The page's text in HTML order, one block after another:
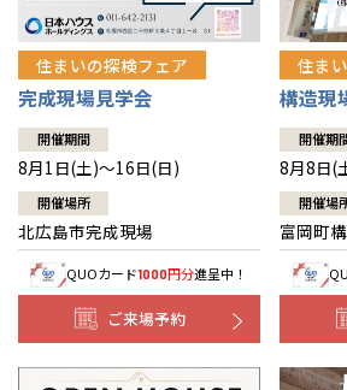
デザイン賞各種受賞
セントラルヒーティング
住まいのお手入れ集
安心の管理体制
ギャラリー
会社情報 トップ
ニュースリリース
代表ごあいさつ
企業理念
会社概要
事業部紹介
IR情報
お問い合わせ
会員サイト
住まいの探検フェア
完成現場見学会
開催期間
8月1日(土)～16日(日)
開催場所
北広島市完成現場
QUOカード1000円分進呈中！
ご来場予約
住ま
構造現
開催期
8月8日(
開催場
富岡町